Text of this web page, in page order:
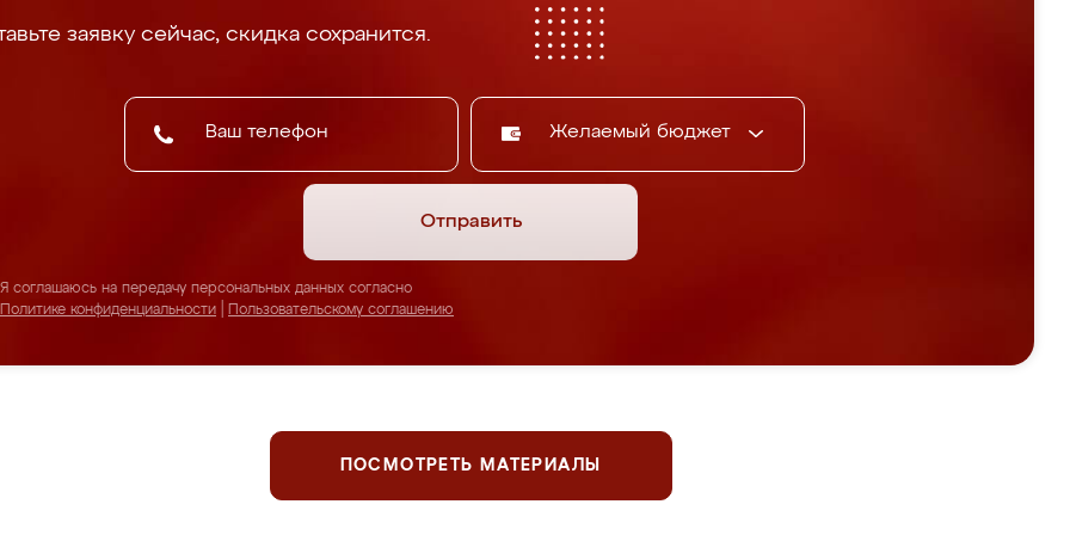
заявку сейчас, скидка сохранится.
Желаемый бюджет
Отправить
Я соглашаюсь на передачу персональных данных согласно
Политике конфиденциальности
Пользовательскому соглашению
ПОСМОТРЕТЬ МАТЕРИАЛЫ